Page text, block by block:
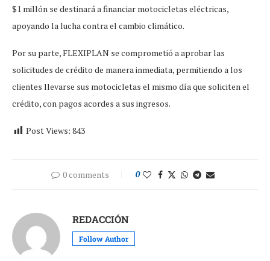
$1 millón se destinará a financiar motocicletas eléctricas,
apoyando la lucha contra el cambio climático.
Por su parte, FLEXIPLAN se comprometió a aprobar las
solicitudes de crédito de manera inmediata, permitiendo a los
clientes llevarse sus motocicletas el mismo día que soliciten el
crédito, con pagos acordes a sus ingresos.
Post Views: 843
0 comments 0
REDACCIÓN
Follow Author